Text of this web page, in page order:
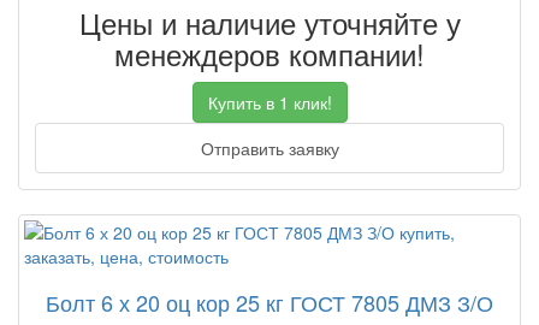
Цены и наличие уточняйте у
менеждеров компании!
Купить в 1 клик!
Отправить заявку
Болт 6 х 20 оц кор 25 кг ГОСТ 7805 ДМЗ З/О